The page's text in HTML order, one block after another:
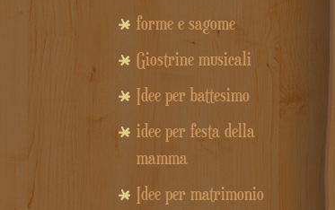
forme e sagome
Giostrine musicali
Idee per battesimo
idee per festa della
mamma
Idee per matrimonio